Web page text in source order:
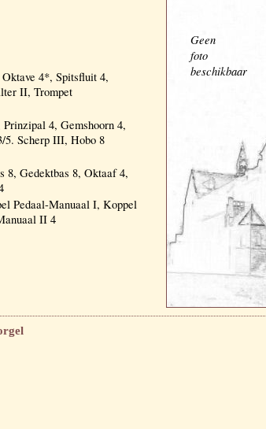
4*, Spitsfluit 4,
II, Trompet
4, Gemshoorn 4,
5. Scherp III, Hobo 8
8, Gedektbas 8, Oktaaf 4,
Pedaal-Manuaal I, Koppel
II 4
Geen
foto
beschikbaar